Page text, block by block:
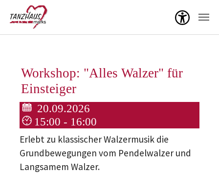
Menü
Workshop: "Alles Walzer" für
Einsteiger
20.09.2026
15:00 - 16:00
Erlebt zu klassischer Walzermusik die
Grundbewegungen vom Pendelwalzer und
Langsamem Walzer.